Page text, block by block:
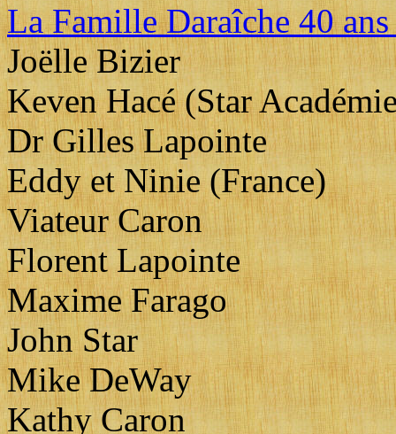
La Famille Daraîche 40 ans
Joëlle Bizier
Keven Hacé (Star
Dr Gilles Lapointe
Eddy et Ninie (France)
Viateur Caron
Florent Lapointe
Maxime Farago
John Star
Mike DeWay
Kathy Caron